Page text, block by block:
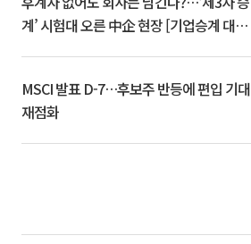
계’ 시험대 오른 中企 현장 [기업승계 대전
MSCI 발표 D-7…후보주 반등에 편입 기대
재점화